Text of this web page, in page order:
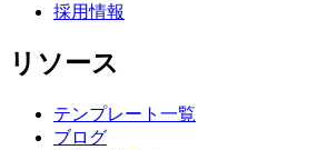
採用情報
リソース
テンプレート一覧
ブログ